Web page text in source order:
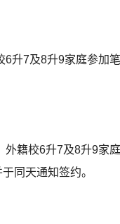
升7及8升9家庭参加笔
籍校6升7及8升9家
同天通知签约。